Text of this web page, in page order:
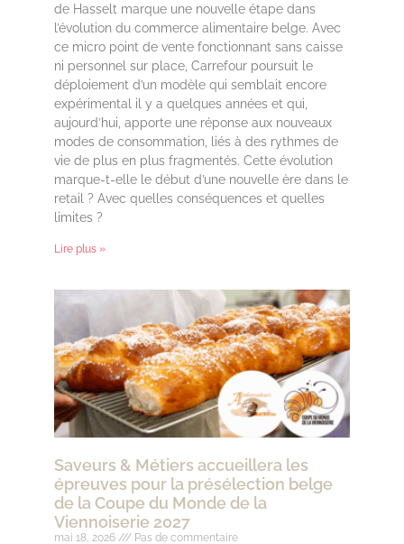
de Hasselt marque une nouvelle étape dans
l’évolution du commerce alimentaire belge. Avec
ce micro point de vente fonctionnant sans caisse
ni personnel sur place, Carrefour poursuit le
déploiement d’un modèle qui semblait encore
expérimental il y a quelques années et qui,
aujourd’hui, apporte une réponse aux nouveaux
modes de consommation, liés à des rythmes de
vie de plus en plus fragmentés. Cette évolution
marque-t-elle le début d’une nouvelle ère dans le
retail ? Avec quelles conséquences et quelles
limites ?
Lire plus »
Saveurs & Métiers accueillera les
épreuves pour la présélection belge
de la Coupe du Monde de la
Viennoiserie 2027
mai 18, 2026 Pas de commentaire